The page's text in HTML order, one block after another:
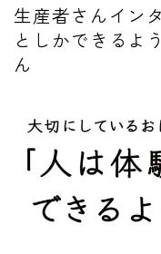
運営者情報
お問い合わせ
生産者さんイン
としかできるよ
ん